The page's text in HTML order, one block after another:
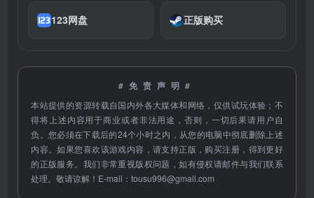
123网盘 正版购买
#免责声明#
本站提供的资源转载自国内外各大媒体和网络，仅供试玩体验；不
得将上述内容用于商业或者非法用途，否则，一切后果请用户自
负。您必须在下载后的24个小时之内，从您的电脑中彻底删除上述
内容。如果您喜欢该游戏内容，请支持正版，购买注册，得到更好
的正版服务。我们非常重视版权问题，如有侵权请邮件与我们联系
处理。敬请谅解！E-mail：tousu996@gmail.com